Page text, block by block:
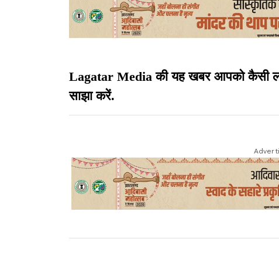
Lagatar Media की यह खबर आपको कैसी
साझा करें.